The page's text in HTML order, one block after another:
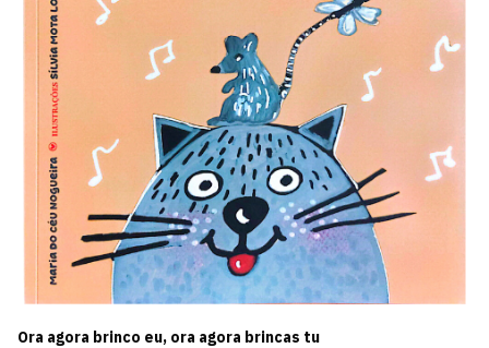
Ora agora brinco eu, ora agora brincas tu